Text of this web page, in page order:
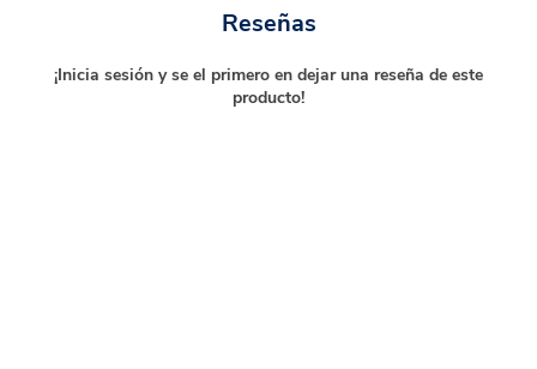
Reseñas
¡Inicia sesión y se el primero en dejar una reseña de este
producto!